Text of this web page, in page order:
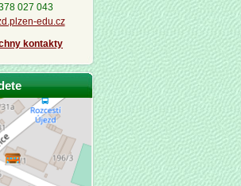
027 043
edu.cz
kontakty